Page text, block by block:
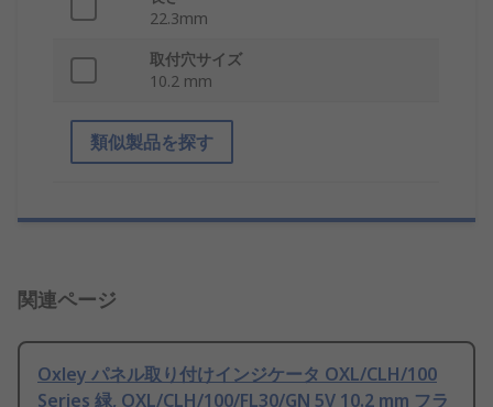
22.3mm
取付穴サイズ
10.2 mm
類似製品を探す
関連ページ
Oxley パネル取り付けインジケータ OXL/CLH/100
Series 緑, OXL/CLH/100/FL30/GN 5V 10.2 mm フラ